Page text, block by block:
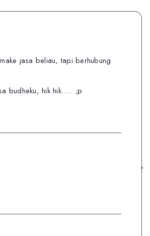
jasa beliau, tapi berhubung
budheku, hik hik….. ;p